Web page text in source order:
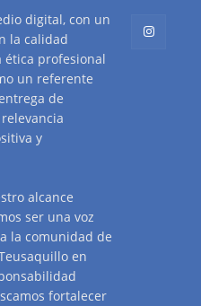
digital, con un
la calidad
ética profesional
un referente
de
y
alcance
ser una voz
la comunidad de
en
fortalecer